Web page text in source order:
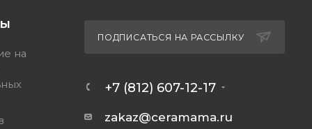
на
ПОДПИСАТЬСЯ НА РАССЫЛКУ
+7 (812) 607-12-17
zakaz@ceramama.ru